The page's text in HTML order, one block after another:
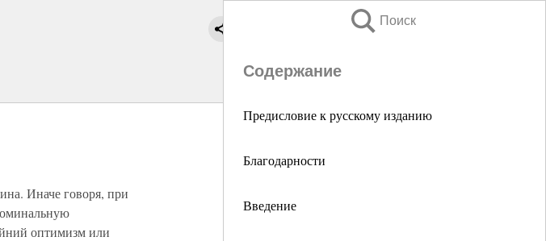
Поиск
Содержание
Предисловие к русскому изданию
Благодарности
Введение
Иначе говоря, при
оптимизм или